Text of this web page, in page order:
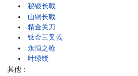
秘银长戟
山铜长戟
精金关刀
钛金三叉戟
永恒之枪
叶绿镋
其他：